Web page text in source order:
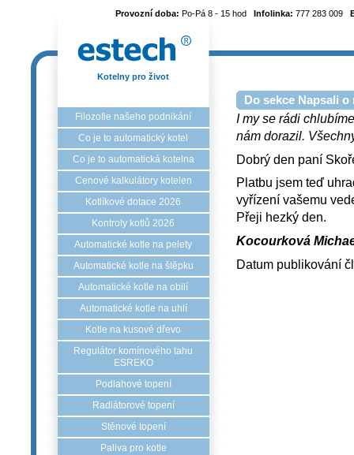
Provozní doba: Po-Pá 8 - 15 hod Infolinka: 777 283 009
Kotelny pro život
Filozofie našeho podnikání
Co je to automatický kotel
Co je to automatická kotelna
Cenové kalkulátory kotelen
Kotlíkové dotace 2026
Kontroly kotlů 2026
Automatické kotle na pelety
Automatické kotle na štěpku
Automatické kotle na obilí
Automatické kotle na uhlí
Kotle na kusové dřevo
Regulátor komínového tahu
ESREKO
Podlahové topení
Radiátorové topení
Stěnové topení
Paliva pro kotle
Do sekce Napsali
I my se rádi
nám dorazil.
Dobrý den paní
Platbu jsem teď
vyřízení vašemu
Přeji hezký den.
Kocourková
Datum publikování